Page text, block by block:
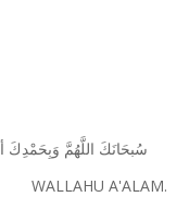
ﺳُﺒﺤَﺎﻧَﻚَ ﺍﻟﻠَّﻬُﻢَّ ﻭَﺑِﺤَﻤْﺪِﻙَ
WALLAHU A'ALAM.